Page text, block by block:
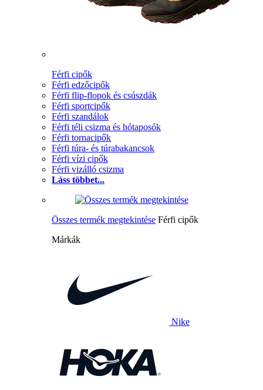
Férfi cipők
Férfi edzőcipők
Férfi flip-flopok és csúszdák
Férfi sportcipők
Férfi szandálok
Férfi téli csizma és hótaposók
Férfi tornacipők
Férfi túra- és túrabakancsok
Férfi vízi cipők
Férfi vizálló csizma
Láss többet...
Összes termék megtekintése Férfi cipők
Márkák
Nike